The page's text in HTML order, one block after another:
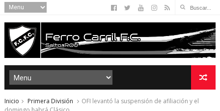
Inicio Primera División
OFI levantó la suspensión de afiliación y el